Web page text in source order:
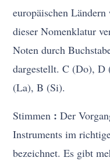
europäischen
dieser Nomenklatur
Noten durch
dargestellt. C (Do),
(La), B (Si).
Stimmen : Der
Instruments im
bezeichnet. Es gibt